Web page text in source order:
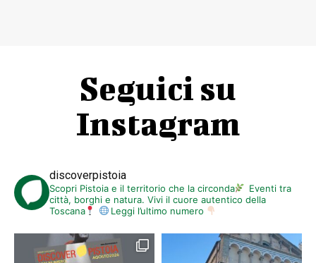
Seguici su
Instagram
discoverpistoia
Scopri Pistoia e il territorio che la circonda
Eventi tra
città, borghi e natura. Vivi il cuore autentico della
Toscana
Leggi l’ultimo numero